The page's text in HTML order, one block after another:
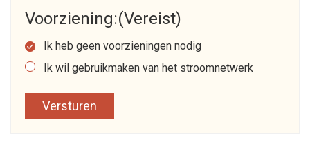
Voorziening:(Vereist)
Ik heb geen voorzieningen nodig
Ik wil gebruikmaken van het stroomnetwerk